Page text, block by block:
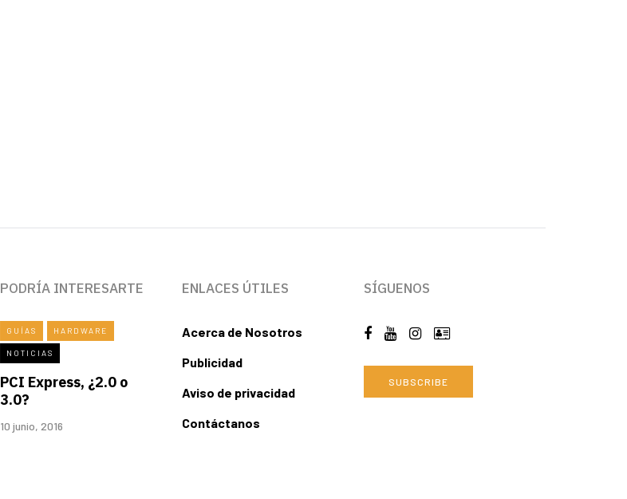
PODRÍA INTERESARTE
GUÍAS HARDWARE
NOTICIAS
PCI Express, ¿2.0 o
3.0?
10 junio, 2016
ENLACES ÚTILES
Acerca de Nosotros
Publicidad
Aviso de privacidad
Contáctanos
SÍGUENOS
SUBSCRIBE